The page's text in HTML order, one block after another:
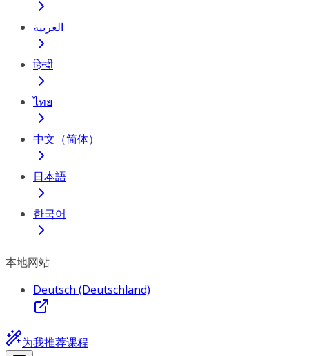
العربية
हिन्दी
ไทย
中文（简体）
日本語
한국어
本地网站
Deutsch (Deutschland)
为我推荐课程